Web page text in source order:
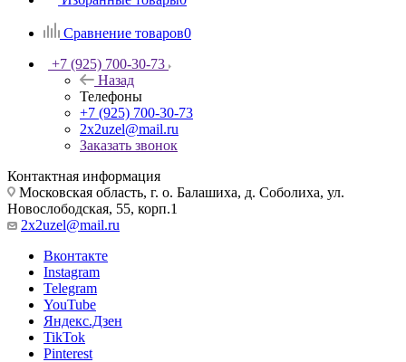
Сравнение товаров0
+7 (925) 700-30-73
Назад
Телефоны
+7 (925) 700-30-73
2x2uzel@mail.ru
Заказать звонок
Контактная информация
Московская область, г. о. Балашиха, д. Соболиха, ул.
Новослободская, 55, корп.1
2x2uzel@mail.ru
Вконтакте
Instagram
Telegram
YouTube
Яндекс.Дзен
TikTok
Pinterest